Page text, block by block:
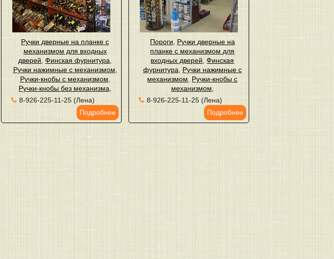
Ручки дверные на планке с
механизмом для входных
дверей ,Финская фурнитура
Ручки нажимные с механизмом
Ручки-кнобы с механизмом
Ручки-кнобы без механизма
8-926-225-11-25 (Лена)
Подробнее
Пороги
Ручки дверные на
планке с механизмом для
входных дверей ,Финская
фурнитура
Ручки нажимные с
механизмом , Ручки-кнобы с
механизмом
8-926-225-11-25 (Лена)
Подробнее